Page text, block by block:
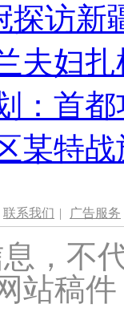
探访新
夫妇
：首
某特
联系我们 | 广告服务
，不
站稿